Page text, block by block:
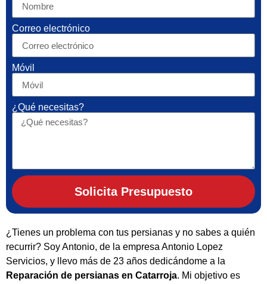
Correo electrónico
Móvil
¿Qué necesitas?
Solicita Presupuesto
¿Tienes un problema con tus persianas y no sabes a quién
recurrir? Soy Antonio, de la empresa Antonio Lopez
Servicios, y llevo más de 23 años dedicándome a la
Reparación de persianas en Catarroja. Mi objetivo es